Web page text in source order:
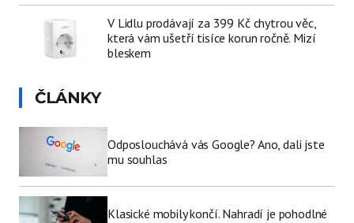
V Lidlu prodávají za 399 Kč chytrou věc,
která vám ušetří tisíce korun ročně. Mizí
bleskem
ČLÁNKY
Odposlouchává vás Google? Ano, dali jste
mu souhlas
Klasické mobily končí. Nahradí je pohodlné